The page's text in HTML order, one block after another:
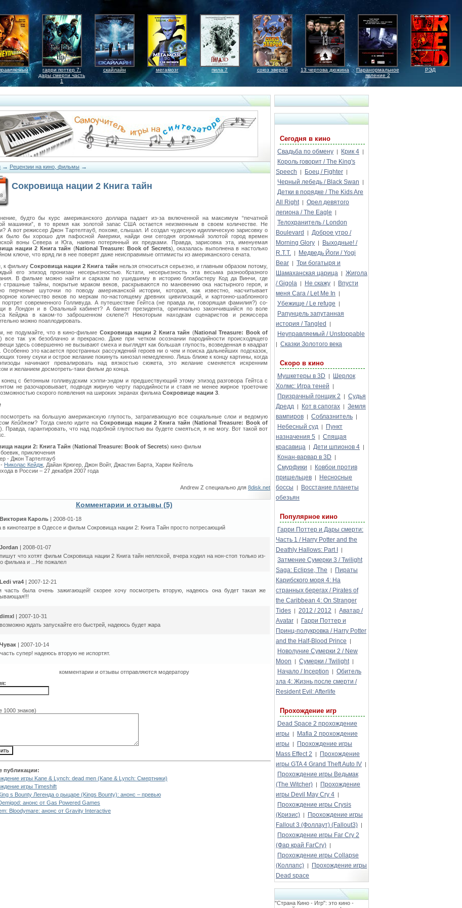
гарри поттер 7:
дары смерти часть
1
скайлайн мегамозг пила 7 союз зверей 13 чертова дюжина
Паранормальное
явление 2
РЭД
→ Рецензии на кино, фильмы →
Сокровища нации 2 Книга тайн
будто бы курс американского доллара падает из-за включенной на максимум “печатной
машинки”, в то время как золотой запас США остается неизменным в своем количестве. Не
А вот режиссер Джон Тартелтауб, похоже, слышал. И создал чудесную идиллическую зарисовку о
было бы хорошо для пафосной Америки, найди они сегодня огромный золотой город времен
воны Севера и Юга, наивно потерянный их предками. Правда, зарисовка эта, именуемая
нации 2 Книга тайн (National Treasure: Book of Secrets), оказалась выполнена в настолько
ключе, что вряд ли в нее поверят даже неисправимые оптимисты из американского сената.
к фильмуСокровища нации 2 Книга тайн нельзя относиться серьезно, и главным образом потому,
его эпизод пронизан несерьезностью. Кстати, несерьезность эта весьма разнообразного
В фильме можно найти и сарказм по ушедшему в историю блокбастеру Код да Винчи, где
страшные тайны, покрытые мраком веков, раскрываются по мановению ока настырного героя, и
перченые шуточки по поводу американской истории, которая, как известно, насчитывает
количество веков по меркам по-настоящему древних цивилизаций, и картонно-шаблонного
портрет современного Голливуда. А путешествие Гейтса (не правда ли, говорящая фамилия?) со-
в Лондон и в Овальный кабинет? А банкет президента, оригинально закончившийся по воле
Кейджа в каком-то заброшенном склепе?! Некоторым находкам сценаристов и режиссера
можно поаплодировать.
не подумайте, что в кино-фильме Сокровища нации 2 Книга тайн (National Treasure: Book of
) все так уж безоблачно и прекрасно. Даже при четком осознании пародийности происходящего
здесь совершенно не вызывают смеха и выглядят как большая глупость, возведенная в квадрат
Особенно это касается пространных рассуждений героев ни о чем и поиска дальнейших подсказок,
тонну скуки и острое желание покинуть кинозал немедленно. Лишь ближе к концу картины, когда
начинают превалировать над вязкостью сюжета, это желание сменяется искренним
и желанием досмотреть-таки фильм до конца.
конец с бетонным голливудским хэппи-эндом и предшествующий этому эпизод разговора Гейтса с
не разочаровывает, подводя жирную черту пародийности и ставя не менее жирное троеточие
скорого появления на широких экранах фильма Сокровище нации 3
посмотреть на большую американскую глупость, затрагивающую все социальные слои и ведомую
Кейджем? Тогда смело идите наСокровища нации 2 Книга тайн (National Treasure: Book of
). Правда, гарантировать, что над подобной глупостью вы будете смеяться, я не могу. Вот такой вот
нации 2: Книга Тайн (National Treasure: Book of Secrets) кино фильм
приключения
- Джон Тартелтауб
Николас Кейдж , Дайан Крюгер, Джон Войт, Джастин Барта, Харви Кейтель
в России – 27 декабря 2007 года
Andrew Z специально для 8disk.net
Комментарии и отзывы (5)
Виктория Кароль | 2008-01-18
в кинотеатре в Одессе и фильм Сокровища нации 2: Книга Тайн просто потресающий
Jordan | 2008-01-07
что хотят фильм Сокровища нации 2 Книга тайн неплохой, вчера ходил на нон-стоп только из-
фильма и ...Не пожалел
Ledi vra4 | 2007-12-21
часть была очень зажигающей! скорее хочу посмотреть вторую, надеюсь она будет такая же
dimxl | 2007-10-31
ждать запускайте его быстрей, надеюсь будет жара
Чувак | 2007-10-14
супер! надеюсь вторую не испортят.
комментарии и отзывы отправляются модератору
1000 знаков)
публикации:
игры Kane & Lynch: dead men (Kane & Lynch: Смертники)
игры Timeshift
s Bounty Легенда о рыцаре (Kings Bounty): анонс – превью
анонс от Gas Powered Games
Bloodymare: анонс от Gravity Interactive
Сегодня в кино
Свадьба по обмену | Крик 4 |
Король говорит / The King's
Speech
| Боец / Fighter |
Черный лебедь / Black Swan |
Детки в порядке / The Kids Are
All Right | Орел девятого
легиона / The Eagle
|
Телохранитель / London
Boulevard
| Доброе утро /
Morning Glory |
Выходные! /
R.T.T. |
Медведь Йоги / Yogi
Bear | Три богатыря и
Шамаханская царица | Жигола
/ Gigola | Не скажу |
Впусти
меня Сага / Let Me In
|
Убежище / Le refuge |
Рапунцель запутанная
история / Tangled
|
Неуправляемый / Unstoppable
| Сказки Золотого века
Скоро в кино
Мушкетеры в 3D |
Шерлок
Холмс: Игра теней
|
Призрачный гонщик 2 | Судья
Дредд | Кот в сапогах | Земля
вампиров | Соблазнитель |
Небесный суд |
Пункт
назначения 5
| Спящая
красавица | Дети шпионов 4 |
Конан-варвар в 3D |
Смурфики |
Ковбои против
пришельцев |
Несносные
боссы
|
Восстание планеты
обезьян
Популярное кино
Гарри Поттер и Дары смерти:
Часть 1 / Harry Potter and the
Deathly Hallows: Part I
|
Затмение Сумерки 3 / Twilight
Saga: Eclipse, The
|
Пираты
Карибского моря 4: На
странных берегах / Pirates of
the Caribbean 4: On Stranger
Tides | 2012 / 2012 | Аватар /
Avatar |
Гарри Поттер и
Принц-полукровка / Harry Potter
and the Half-Blood Prince
|
Новолуние Сумерки 2 / New
Moon
| Сумерки / Twilight |
Начало / Inception | Обитель
зла 4: Жизнь после смерти /
Resident Evil: Afterlife
Прохождение игр
Dead Space 2 прохождение
игры
|
Mafia 2 прохождение
игры
|
Прохождение игры
Mass Effect 2
|
Прохождение
игры GTA 4 Grand Theft Auto IV |
Прохождение игры Ведьмак
(The Witcher) |
Прохождение
игры Devil May Cry 4 |
Прохождение игры Crysis
(Кризис) |
Прохождение игры
Fallout 3 (Фоллаут) (Fallout3) |
Прохождение игры Far Cry 2
(Фар край FarCry) |
Прохождение игры Collapse
(Коллапс) |
Прохождение игры
Dead space
"Страна Кино - Игр": это кино -